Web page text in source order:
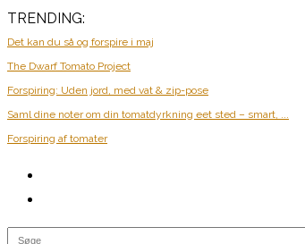
TRENDING:
Det kan du så og forspire i maj
The Dwarf Tomato Project
Forspiring: Uden jord, med vat & zip-pose
Saml dine noter om din tomatdyrkning eet sted – smart, ...
Forspiring af tomater